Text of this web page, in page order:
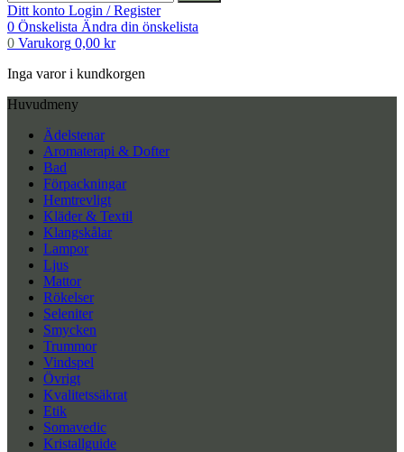
Ditt konto Login / Register
0 Önskelista Ändra din önskelista
0 Varukorg 0,00 kr
Inga varor i kundkorgen
Huvudmeny
Ädelstenar
Aromaterapi & Dofter
Bad
Förpackningar
Hemtrevligt
Kläder & Textil
Klangskålar
Lampor
Ljus
Mattor
Rökelser
Seleniter
Smycken
Trummor
Vindspel
Övrigt
Kvalitetssäkrat
Etik
Somavedic
Kristallguide